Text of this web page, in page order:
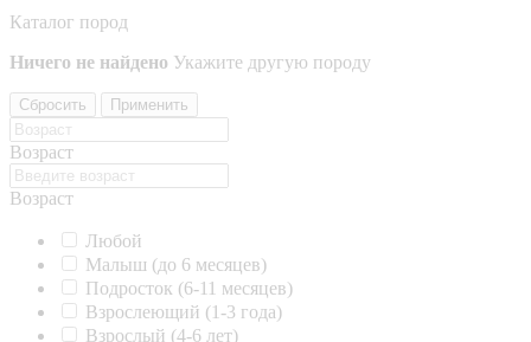
Каталог пород
Ничего не найдено Укажите другую породу
Сбросить Применить
Возраст
Возраст
Любой
Малыш (до 6 месяцев)
Подросток (6-11 месяцев)
Взрослеющий (1-3 года)
Взрослый (4-6 лет)